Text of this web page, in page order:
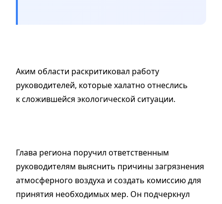
Аким области раскритиковал работу
руководителей, которые халатно отнеслись
к сложившейся экологической ситуации.
Глава региона поручил ответственным
руководителям выяснить причины загрязнения
атмосферного воздуха и создать комиссию для
принятия необходимых мер. Он подчеркнул